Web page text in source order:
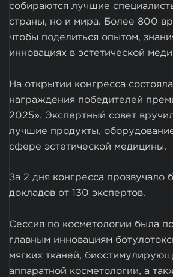
собираются лучшие
страны, но и мира. Более 800
чтобы поделиться опытом,
инновациях в эстетической
На открытии конгресса
награждения победителей
2025». Экспертный совет
лучшие продукты,
сфере эстетической медицины.
За 2 дня конгресса прозвучало
докладов от 130 экспертов.
Сессия по косметологии была
главным инновациям
мягких тканей,
аппаратной косметологии, а